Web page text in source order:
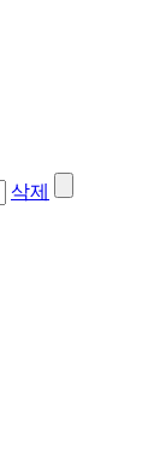
삭제